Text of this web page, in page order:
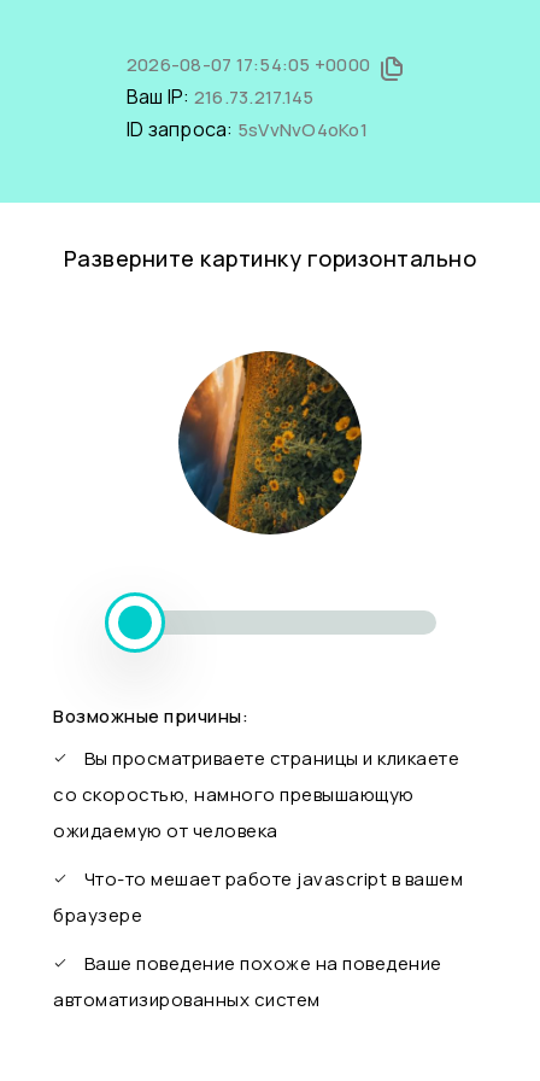
2026-08-07 17:54:05 +0000
Ваш IP: 216.73.217.145
ID запроса: 5sVvNvO4oKo1
Разверните картинку горизонтально
Возможные причины:
Вы просматриваете страницы и кликаете
со скоростью, намного превышающую
ожидаемую от человека
Что-то мешает работе javascript в вашем
браузере
Ваше поведение похоже на поведение
автоматизированных систем